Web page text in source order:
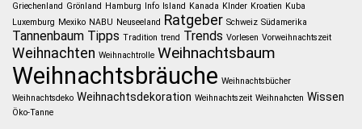
Griechenland Grönland Hamburg Info Island Kanada KInder Kroatien Kuba
Luxemburg Mexiko NABU Neuseeland Ratgeber Schweiz Südamerika
Tannenbaum Tipps Tradition trend Trends Vorlesen Vorweihnachtszeit
Weihnachten Weihnachtrolle Weihnachtsbaum
Weihnachtsbräuche Weihnachtsbücher
Weihnachtsdeko Weihnachtsdekoration Weihnachtszeit Weihnahcten Wissen
Öko-Tanne